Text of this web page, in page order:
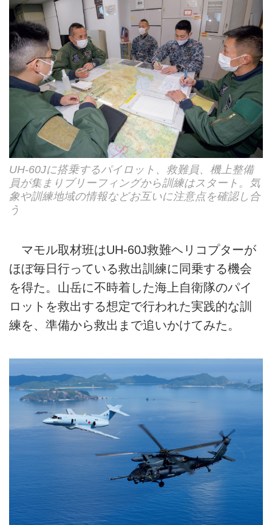
UH-60Jに搭乗するパイロット、救難員、機上整備
員が集まりブリーフィングから訓練はスタート。気
象や訓練地域の情報などお互いに注意点を確認し合
う
マモル取材班はUH-60J救難ヘリコプターが
ほぼ毎日行っている救出訓練に同乗する機会
を得た。山岳に不時着した海上自衛隊のパイ
ロットを救出する想定で行われた実践的な訓
練を、準備から救出まで追いかけてみた。